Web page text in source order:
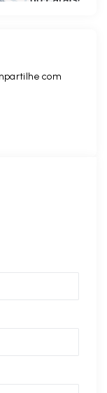
com